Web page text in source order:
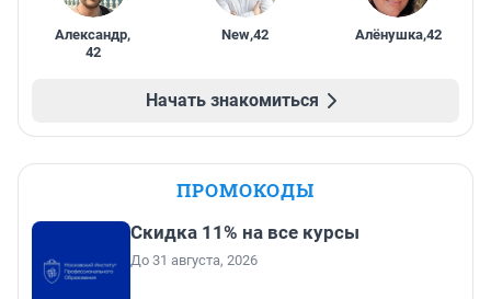
Александр,
42
New,42 Алёнушка,42
Начать знакомиться
ПРОМОКОДЫ
Скидка 11% на все курсы
До 31 августа, 2026